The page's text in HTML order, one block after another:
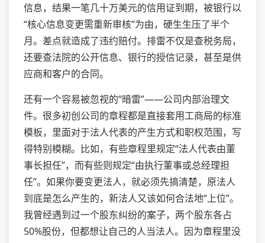
信息，结果一笔几十万美元的信用证到期，被银行以
“核心信息变更需重新审核”为由，硬生生压了半个
月。差点就造成了违约赔付。排雷不仅是查税务局，
还要查法院的公开信息、银行的授信记录，甚至是供
应商和客户的合同。
还有一个容易被忽视的“暗雷”——公司内部治理文
件。很多初创公司的章程都是直接套用工商局的标准
模板，里面对于法人代表的产生方式和职权范围，写
得特别模糊。比如，有些章程里规定“法人代表由董
事长担任”，而有些则规定“由执行董事或总经理担
任”。如果你要变更法人，就必须先搞清楚，原法人
到底是怎么产生的，新法人又该如何合法地“上位”。
我曾经遇到过一个股东纠纷的案子，两个股东各占
50%股份，但都想让自己的人当法人。因为章程里没